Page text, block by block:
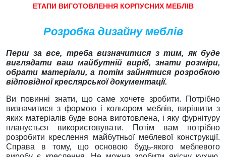
ЕТАПИ ВИГОТОВЛЕННЯ КОРПУСНИХ МЕБЛІВ
Розробка дизайну меблів
Перш за все, треба визначитися з тим, як буде
виглядати ваш майбутній виріб, знати розміри,
обрати матеріали, а потім зайнятися розробкою
відповідної креслярської документації.
Ви повинні знати, що саме хочете зробити. Потрібно
визначитися з формою і кольором меблів, вирішити з
яких матеріалів буде вона виготовлена, і яку фурнітуру
планується використовувати. Потім вам потрібно
розробити креслення майбутньої меблевої конструкції.
Справа в тому, що основою будь-якого меблевого